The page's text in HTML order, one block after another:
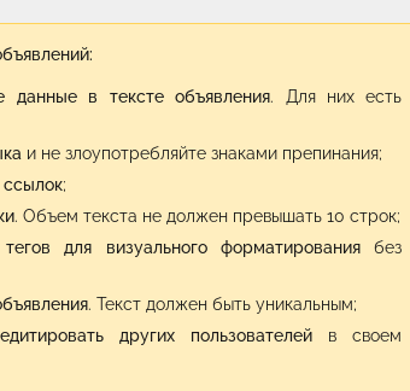
данные в тексте объявления. Для них есть
и не злоупотребляйте знаками препинания;
;
. Объем текста не должен превышать 10 строк;
для визуального форматированиябез
. Текст должен быть уникальным;
других пользователей в своем